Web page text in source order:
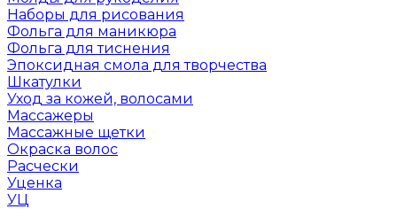
Наборы для рисования
Фольга для маникюра
Фольга для тиснения
Эпоксидная смола для творчества
Шкатулки
Уход за кожей, волосами
Массажеры
Массажные щетки
Окраска волос
Расчески
Уценка
УЦ